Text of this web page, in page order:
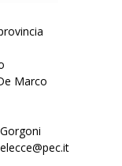
Marco